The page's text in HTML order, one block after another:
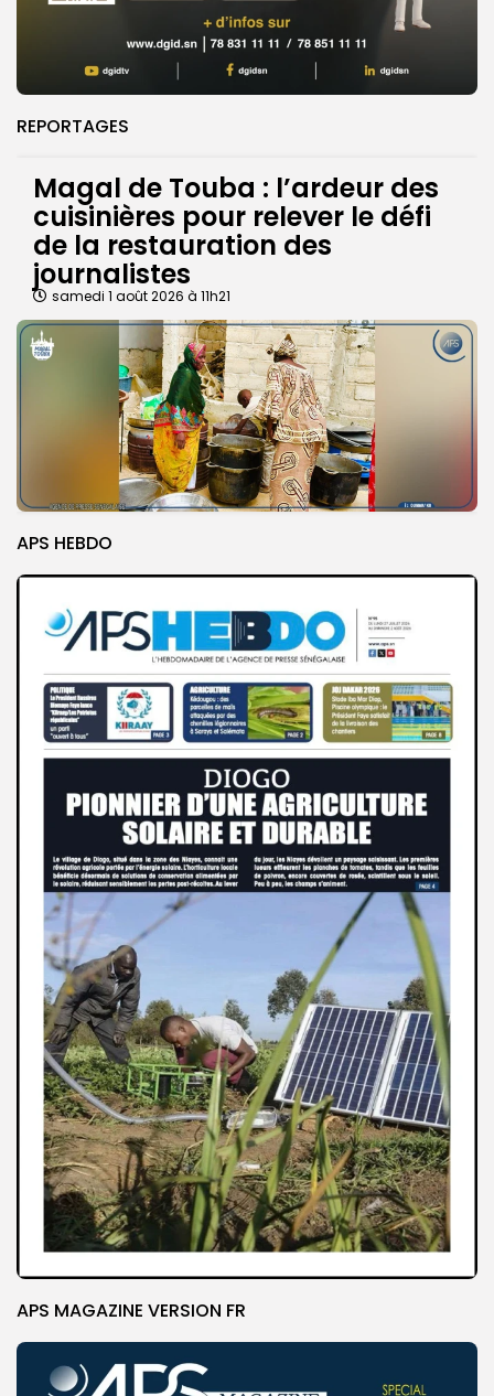
REPORTAGES
Magal de Touba : l’ardeur des
cuisinières pour relever le défi
de la restauration des
journalistes
samedi 1 août 2026 à 11h21
APS HEBDO
APS MAGAZINE VERSION FR